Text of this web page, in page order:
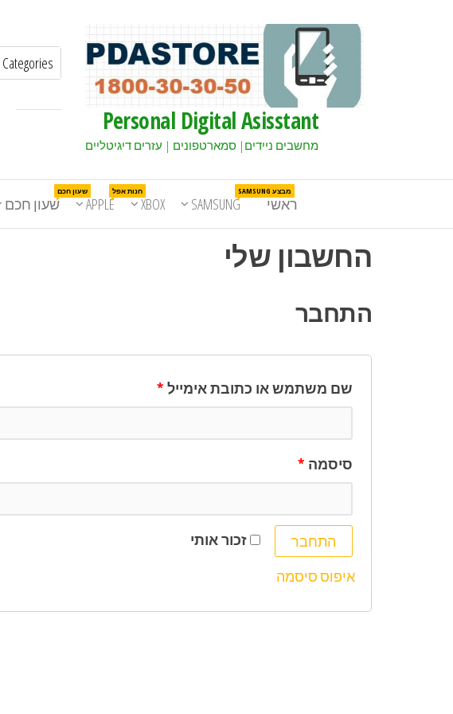
Personal Digital Asisstant
מחשבים ניידים| סמארטפונים | עזרים דיגיטליים
ראשי SAMSUNG
מבצע SAMSUNG
XBOX
APPLE
חנות אפל
שעון חכם
שעון חכם
החשבון שלי
התחבר
שם משתמש או כתובת אימייל *
סיסמה *
זכור אותי
התחבר
איפוס סיסמה